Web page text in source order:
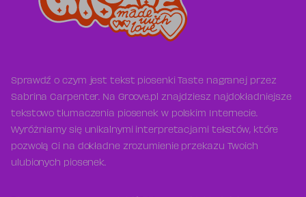
Sprawdź o czym jest tekst piosenki Taste nagranej przez
Sabrina Carpenter. Na Groove.pl znajdziesz najdokładniejsze
tekstowo tłumaczenia piosenek w polskim Internecie.
Wyróżniamy się unikalnymi interpretacjami tekstów, które
pozwolą Ci na dokładne zrozumienie przekazu Twoich
ulubionych piosenek.